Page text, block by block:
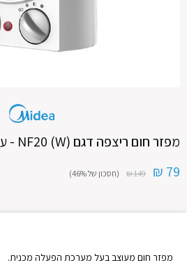
מפזר חום ריצפה דגם (NF20 (W - עודפים
79 ₪
149 ₪ (חסכון של 46%)
מפזר חום מעוצב בעל מערכת הפעלה מכנית.